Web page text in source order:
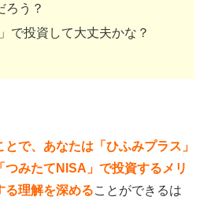
ろう？
で投資して大丈夫かな？
で、あなたは「ひふみプラス」
みたてNISA」で投資するメリ
る理解を深めることができるは